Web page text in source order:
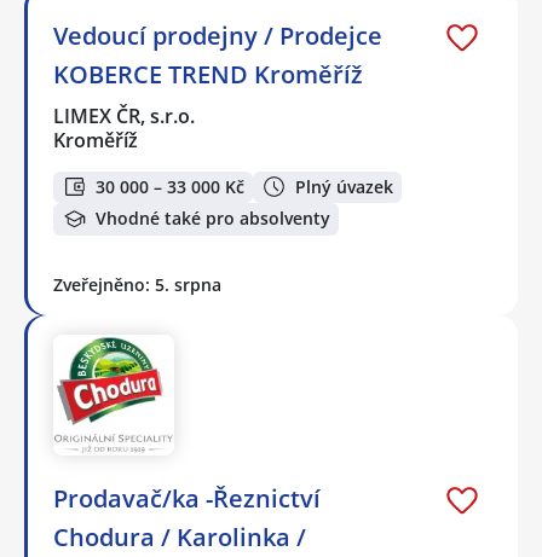
Vedoucí prodejny / Prodejce
KOBERCE TREND Kroměříž
LIMEX ČR, s.r.o.
Kroměříž
30 000 – 33 000 Kč
Plný úvazek
Vhodné také pro absolventy
Zveřejněno: 5. srpna
Prodavač/ka -Řeznictví
Chodura / Karolinka /